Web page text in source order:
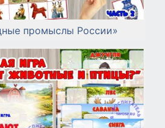
промыслы России»